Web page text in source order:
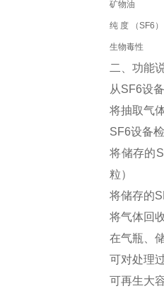
矿物油
纯 度 （SF6）
生物毒性
二、功能
从SF6设
将抽取气
SF6设备
将储存的
粒）
将储存的
将气体回
在气瓶、
可对处理
可再生大